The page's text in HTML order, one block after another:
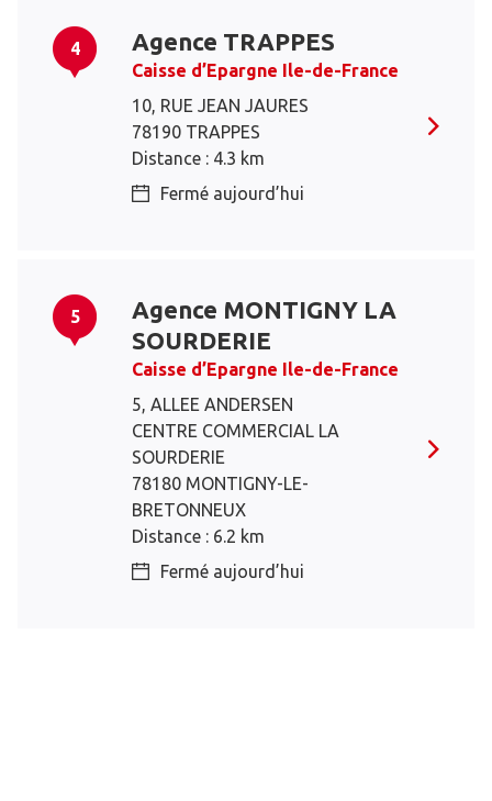
4 Agence TRAPPES
Caisse d’Epargne Ile-de-France
10, RUE JEAN JAURES
78190 TRAPPES
Distance : 4.3 km
Fermé aujourd’hui
5
Agence MONTIGNY LA
SOURDERIE
Caisse d’Epargne Ile-de-France
5, ALLEE ANDERSEN
CENTRE COMMERCIAL LA
SOURDERIE
78180 MONTIGNY-LE-
BRETONNEUX
Distance : 6.2 km
Fermé aujourd’hui